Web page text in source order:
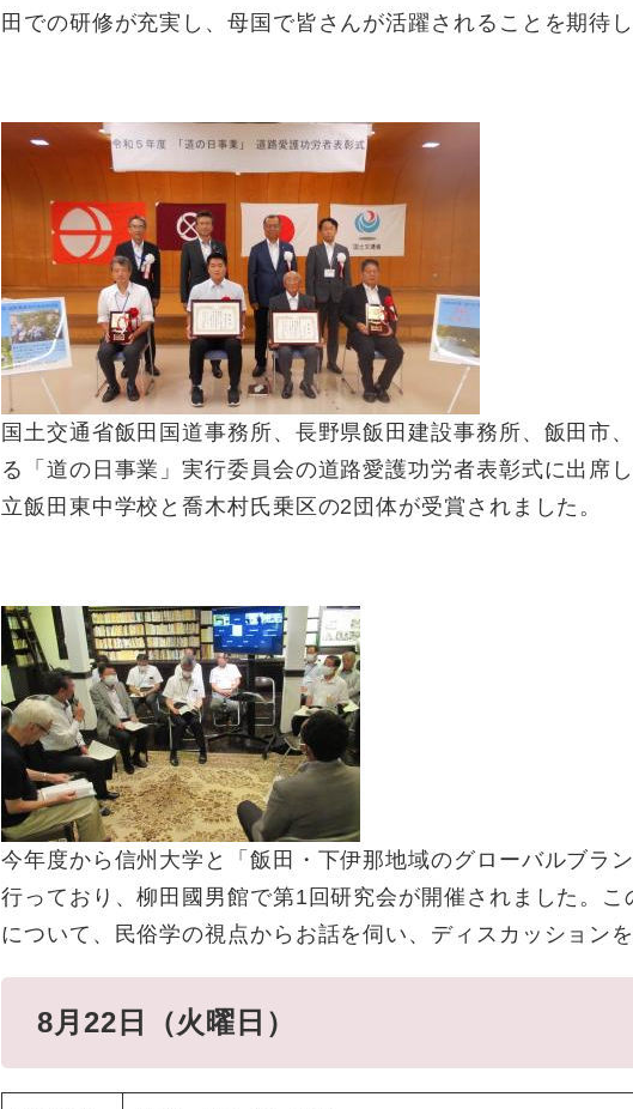
田での研修が充実し、母国で皆さんが活躍されることを期待し
国土交通省飯田国道事務所、長野県飯田建設事務所、飯田市
る「道の日事業」実行委員会の道路愛護功労者表彰式に出席
立飯田東中学校と喬木村氏乗区の2団体が受賞されました。
今年度から信州大学と「飯田・下伊那地域のグローバルブラ
行っており、柳田國男館で第1回研究会が開催されました。
について、民俗学の視点からお話を伺い、ディスカッションを
8月22日（火曜日）